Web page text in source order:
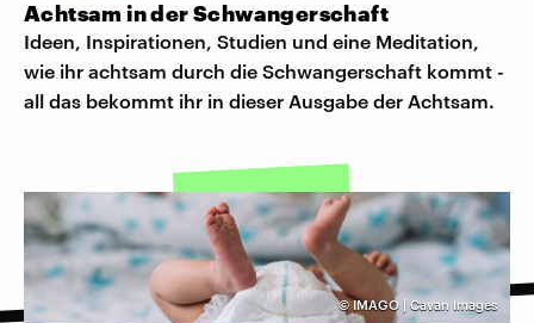
Achtsam in der Schwangerschaft
Ideen, Inspirationen, Studien und eine Meditation,
wie ihr achtsam durch die Schwangerschaft kommt -
all das bekommt ihr in dieser Ausgabe der Achtsam.
©IMAGO | Cavan Images